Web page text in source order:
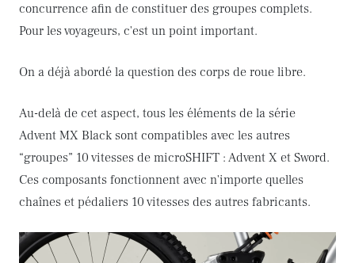
concurrence afin de constituer des groupes complets.
Pour les voyageurs, c'est un point important.
On a déjà abordé la question des corps de roue libre.
Au-delà de cet aspect, tous les éléments de la série
Advent MX Black sont compatibles avec les autres
“groupes” 10 vitesses de microSHIFT : Advent X et Sword.
Ces composants fonctionnent avec n'importe quelles
chaînes et pédaliers 10 vitesses des autres fabricants.